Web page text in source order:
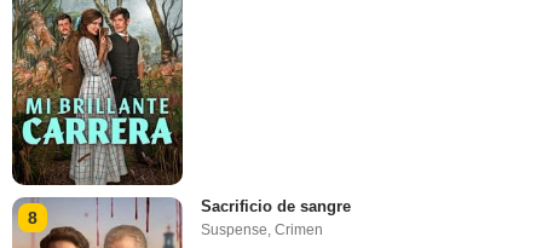
8
Sacrificio de sangre
Suspense,Crimen